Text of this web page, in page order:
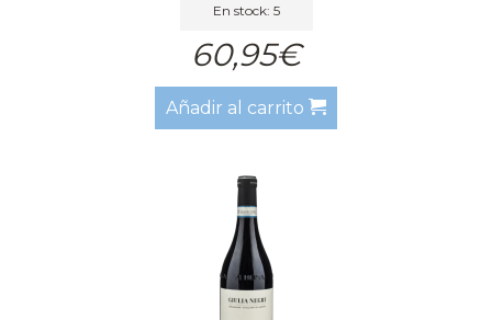
En stock: 5
60,95€
Añadir al carrito